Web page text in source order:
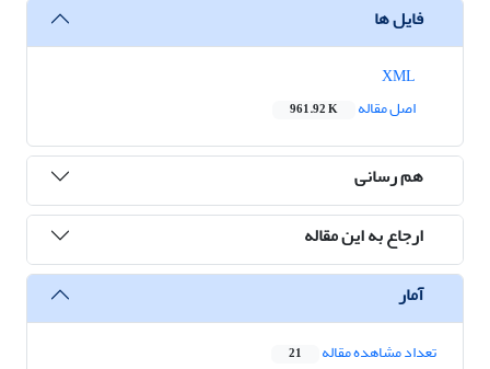
فایل ها
اصل مقاله
961.92 K
هم رسانی
ارجاع به این مقاله
آمار
تعداد مشاهده مقاله 21